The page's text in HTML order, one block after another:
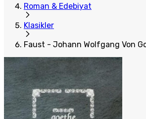
Roman & Edebiyat
Klasikler
Faust - Johann Wolfgang Von